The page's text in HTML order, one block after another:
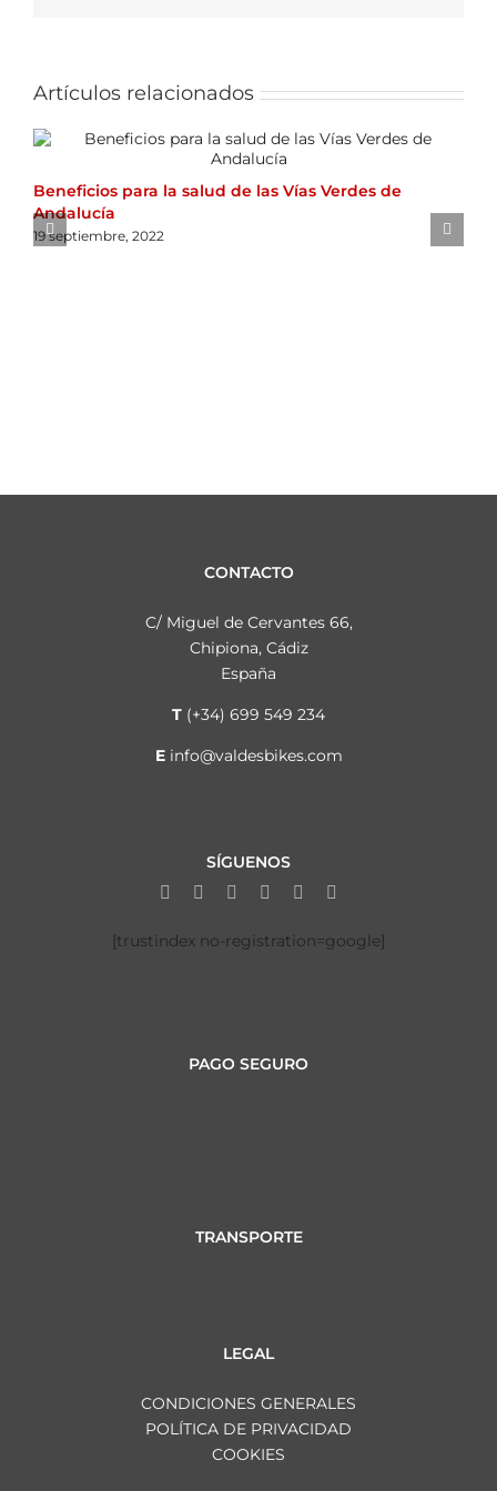
Artículos relacionados
Beneficios para la salud de las Vías Verdes de
Andalucía
19 septiembre, 2022
CONTACTO
C/ Miguel de Cervantes 66,
Chipiona, Cádiz
España
T (+34) 699 549 234
E info@valdesbikes.com
SÍGUENOS
[trustindex no-registration=google]
PAGO SEGURO
TRANSPORTE
LEGAL
CONDICIONES GENERALES
POLÍTICA DE PRIVACIDAD
COOKIES